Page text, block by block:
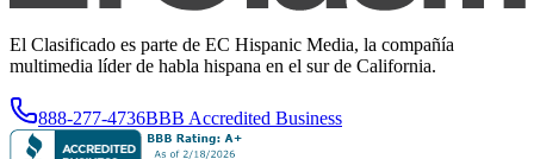
El Clasificado es parte de EC Hispanic Media, la compañía
multimedia líder de habla hispana en el sur de California.
888-277-4736BBB Accredited Business